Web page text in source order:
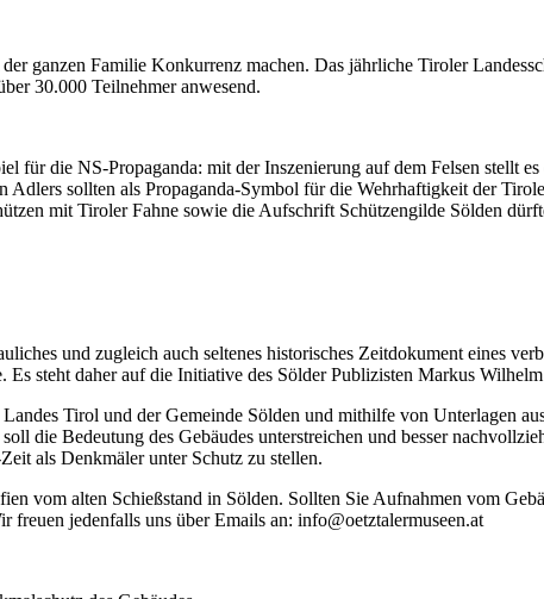
ganzen Familie Konkurrenz machen. Das jährliche Tiroler
30.000 Teilnehmer anwesend.
für die NS-Propaganda: mit der Inszenierung auf dem Felsen stellt
sollten als Propaganda-Symbol für die Wehrhaftigkeit der
mit Tiroler Fahne sowie die Aufschrift Schützengilde Sölden
und zugleich auch seltenes historisches Zeitdokument eines
steht daher auf die Initiative des Sölder Publizisten Markus
Tirol und der Gemeinde Sölden und mithilfe von Unterlagen
die Bedeutung des Gebäudes unterstreichen und besser
als Denkmäler unter Schutz zu stellen.
vom alten Schießstand in Sölden. Sollten Sie Aufnahmen vom
jedenfalls uns über Emails an: info@oetztalermuseen.at